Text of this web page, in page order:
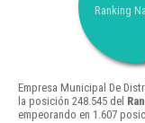
Ranking
Empresa Municipal De
la posición 248.545 del
empeorando en 1.607